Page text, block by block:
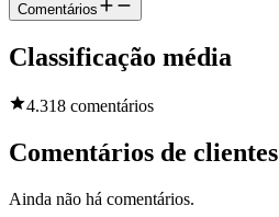
Comentários
Classificação média
4.318 comentários
Comentários de clientes
Ainda não há comentários.